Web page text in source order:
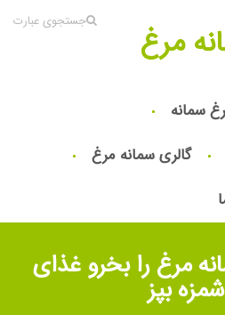
جستجوی عبارت مرغ
سمانه
گالری سمانه مرغ
مرغ را بخرو غذای
بپز